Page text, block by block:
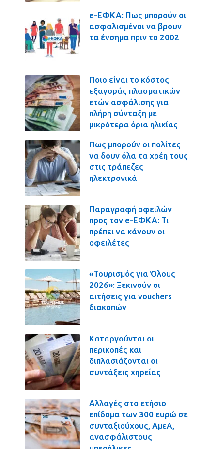
e-ΕΦΚΑ: Πως μπορούν οι
ασφαλισμένοι να βρουν
τα ένσημα πριν το 2002
Ποιο είναι το κόστος
εξαγοράς πλασματικών
ετών ασφάλισης για
πλήρη σύνταξη με
μικρότερα όρια ηλικίας
Πως μπορούν οι πολίτες
να δουν όλα τα χρέη τους
στις τράπεζες
ηλεκτρονικά
Παραγραφή οφειλών
προς τον e-ΕΦΚΑ: Τι
πρέπει να κάνουν οι
οφειλέτες
«Τουρισμός για Όλους
2026»: Ξεκινούν οι
αιτήσεις για vouchers
διακοπών
Καταργούνται οι
περικοπές και
διπλασιάζονται οι
συντάξεις χηρείας
Αλλαγές στο ετήσιο
επίδομα των 300 ευρώ σε
συνταξιούχους, ΑμεΑ,
ανασφάλιστους